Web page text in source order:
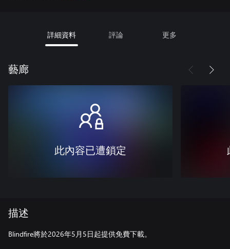
詳細資料 評論 更多
藝廊
此內容已遭鎖定
描述
Blindfire將於2026年5月5日起提供免費下載。